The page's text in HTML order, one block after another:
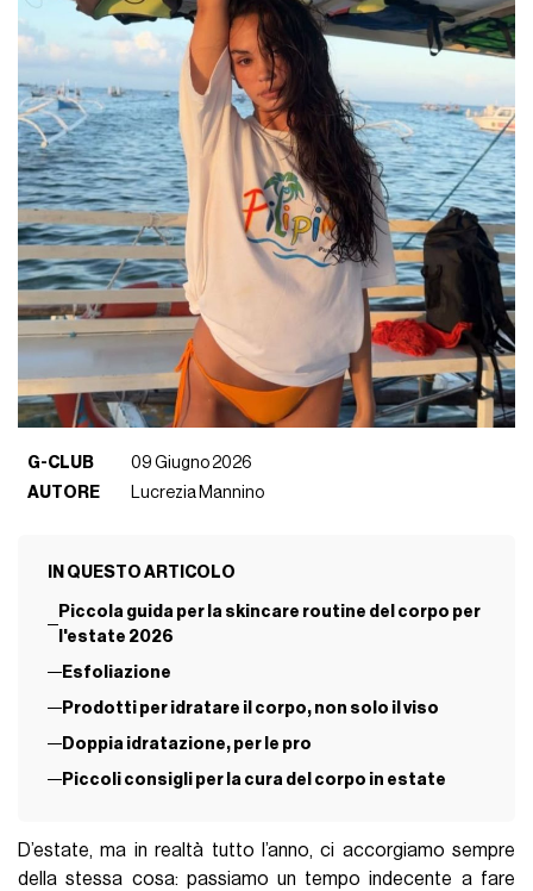
G-CLUB
09 Giugno 2026
AUTORE
Lucrezia Mannino
IN QUESTO ARTICOLO
Piccola guida per la skincare routine del corpo per
l'estate 2026
Esfoliazione
Prodotti per idratare il corpo, non solo il viso
Doppia idratazione, per le pro
Piccoli consigli per la cura del corpo in estate
D’estate, ma in realtà tutto l’anno, ci accorgiamo sempre
della stessa cosa: passiamo un tempo indecente a fare